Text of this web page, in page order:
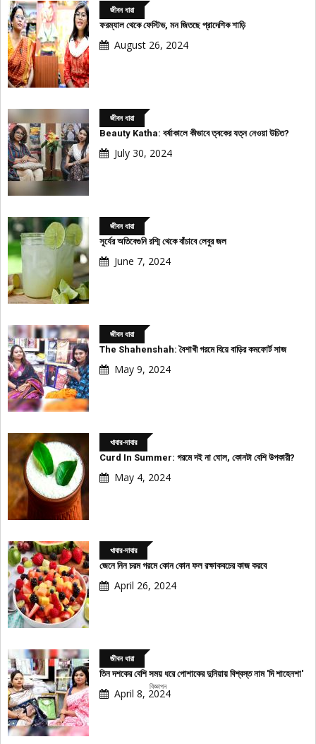
জীবন ধারা
ফরম্যাল থেকে ফেস্টিভ, মন জিতছে প্রাদেশিক শাড়ি
August 26, 2024
জীবন ধারা
Beauty Katha: বর্ষাকালে কীভাবে ত্বকের যত্ন নেওয়া উচিত?
July 30, 2024
জীবন ধারা
সূর্যের অতিবেগুনি রশ্মি থেকে বাঁচাবে লেবুর জল
June 7, 2024
জীবন ধারা
The Shahenshah: বৈশাখী গরমে বিয়ে বাড়ির কমফোর্ট সাজ
May 9, 2024
খাবার-দাবার
Curd In Summer: গরমে দই না ঘোল, কোনটা বেশি উপকারী?
May 4, 2024
খাবার-দাবার
জেনে নিন চরম গরমে কোন কোন ফল রক্ষাকবচের কাজ করবে
April 26, 2024
জীবন ধারা
তিন দশকের বেশি সময় ধরে পোশাকের দুনিয়ায় বিশ্বস্ত নাম 'দি শাহেনশা'
April 8, 2024
বিজ্ঞাপন